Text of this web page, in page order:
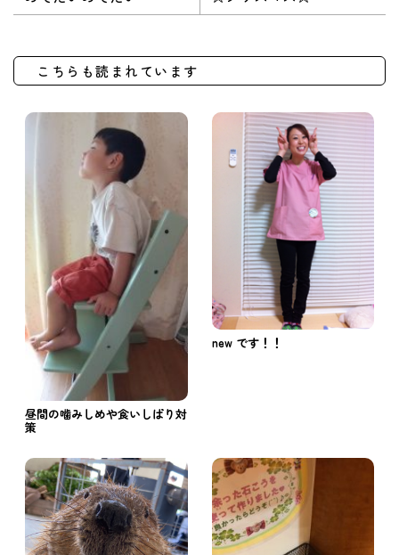
こちらも読まれています
昼間の噛みしめや食いしばり対
策
new です！！